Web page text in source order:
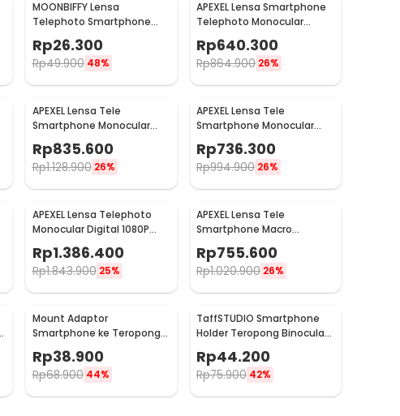
MOONBIFFY Lensa
Telephoto Smartphone
Telescopic Lens Anti Glare
12X - DW4638
Rp26.300
Rp49.900 48%
APEXEL Lensa Smartphone
Telephoto Monocular
Zoom 36X with Tripod -
APL-JS36XJJ020
Rp640.300
Rp864.900 26%
APEXEL Lensa Tele
Smartphone Monocular
Telephoto 40X with Tripod
- APL-20-40XCR50
Rp835.600
Rp1.128.900 26%
APEXEL Lensa Tele
Smartphone Monocular
Telephoto 36X with Tripod
- APL-36XCR50
Rp736.300
Rp994.900 26%
APEXEL Lensa Telephoto
Monocular Digital 1080P
2.4G WiFi 1500mAh - APL-
ETF150
Rp1.386.400
Rp1.843.900 25%
APEXEL Lensa Tele
Smartphone Macro
Telephoto 10X Clip On -
APL-TM10
Rp755.600
Rp1.020.900 26%
Mount Adaptor
Smartphone ke Teropong
Monokular Universal
Digiscoping - WNJ-01
Rp38.900
Rp68.900 44%
TaffSTUDIO Smartphone
Holder Teropong Binocular
Rp44.200
Rp75.900 42%